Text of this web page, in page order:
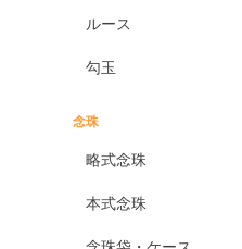
ルース
勾玉
念珠
略式念珠
本式念珠